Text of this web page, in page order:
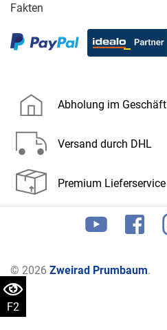
F2
Fakten
Abholung im Geschäft
Versand durch DHL
Premium Lieferservice
© 2026 Zweirad Prumbaum.